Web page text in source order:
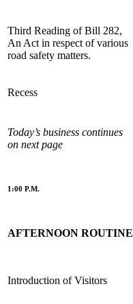
Third Reading of Bill 282,
An Act in respect of various
road safety matters.
Recess
Today’s business continues
on next page
1:00 P.M.
AFTERNOON ROUTINE
Introduction of Visitors